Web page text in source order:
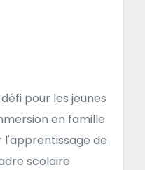
pour les jeunes
en famille
de
scolaire